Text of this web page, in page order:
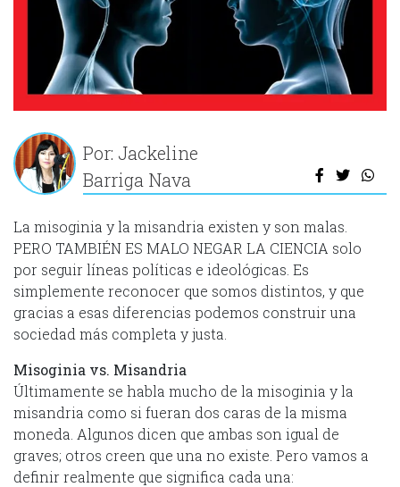
Por: Jackeline
Barriga Nava
La misoginia y la misandria existen y son malas.
PERO TAMBIÉN ES MALO NEGAR LA CIENCIA solo
por seguir líneas políticas e ideológicas. Es
simplemente reconocer que somos distintos, y que
gracias a esas diferencias podemos construir una
sociedad más completa y justa.
Misoginia vs. Misandria
Últimamente se habla mucho de la misoginia y la
misandria como si fueran dos caras de la misma
moneda. Algunos dicen que ambas son igual de
graves; otros creen que una no existe. Pero vamos a
definir realmente que significa cada una: